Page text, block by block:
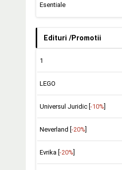
Esentiale
Edituri /Promotii
1
LEGO
Universul Juridic [ -10%
Neverland [ -20%
Evrika [ -20%